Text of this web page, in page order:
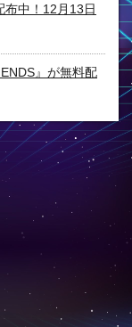
布中！12月13日
』が無料配